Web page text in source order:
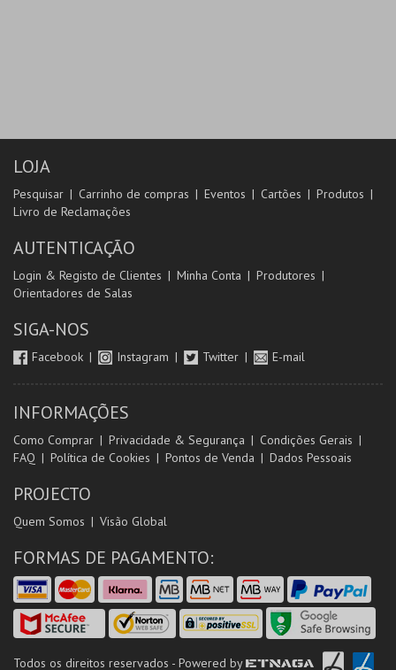
LOJA
Pesquisar Carrinho de compras Eventos Cartões
Produtos
Livro de Reclamações
AUTENTICAÇÃO
Login & Registo de Clientes Minha Conta
Produtores
Orientadores de Salas
SIGA-NOS
Facebook Instagram Twitter E-mail
INFORMAÇÕES
Como Comprar Privacidade & Segurança
Condições Gerais
FAQ
Política de Cookies Pontos de Venda Dados Pessoais
PROJECTO
Quem Somos Visão Global
FORMAS DE PAGAMENTO:
Todos os direitos reservados - Powered by ETNAGA